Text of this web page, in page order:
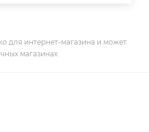
для интернет-магазина и может
магазинах